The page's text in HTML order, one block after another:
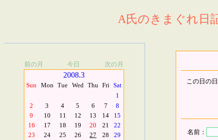
A氏のきまぐれ日
前の月 今日 次の月
2008.3
Sun Mon Tue Wed Thu Fri Sat
1
2
3 4 5 6 7
8
9
10 11 12 13 14
15
16
17 18 19 20 21
22
23
24 25 26 27 28
29
この日の
名前：